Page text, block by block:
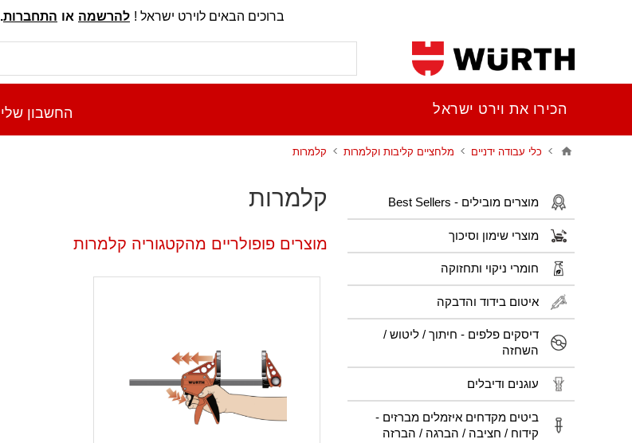
ברוכים הבאים לוירט ישראל ! להרשמה או התחברות.
מוצרים מובילים - Best Sellers
מוצרי שימון וסיכוך
חומרי ניקוי ותחזוקה
איטום בידוד והדבקה
דיסקים פלפים - חיתוך / ליטוש /
השחזה
עוגנים ודיבלים
ביטים מקדחים איזמלים מברזים -
קידוח / חציבה / הברגה / הברזה
הכירו את וירט ישראל החשבון שלי
כלי עבודה ידניים מלחציים קליבות וקלמרות קלמרות
קלמרות
מוצרים פופולריים מהקטגוריה קלמרות